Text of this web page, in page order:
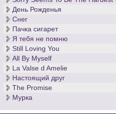
День Рожденья
Снег
Пачка сигарет
Я тебя не помню
Still Loving You
All By Myself
La Valse d Amelie
Настоящий друг
The Promise
Мурка